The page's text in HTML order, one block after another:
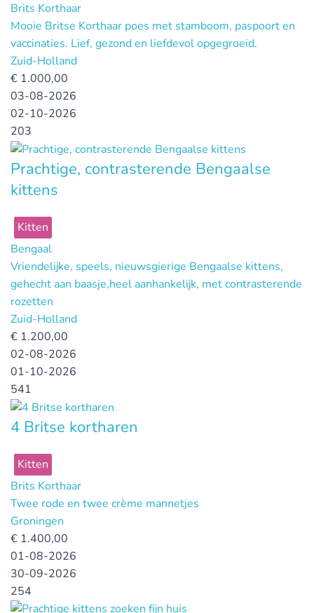
Brits Korthaar
Mooie Britse Korthaar poes met stamboom, paspoort en
vaccinaties. Lief, gezond en liefdevol opgegroeid.
Zuid-Holland
€ 1.000,00
03-08-2026
02-10-2026
203
Prachtige, contrasterende Bengaalse
kittens
Kitten
Bengaal
Vriendelijke, speels, nieuwsgierige Bengaalse kittens,
gehecht aan baasje,heel aanhankelijk, met contrasterende
rozetten
Zuid-Holland
€ 1.200,00
02-08-2026
01-10-2026
541
4 Britse kortharen
Kitten
Brits Korthaar
Twee rode en twee crème mannetjes
Groningen
€ 1.400,00
01-08-2026
30-09-2026
254